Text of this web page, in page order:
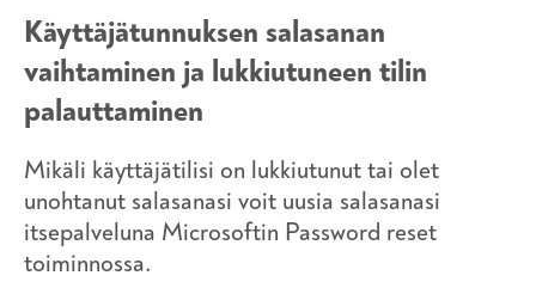
Käyttäjätunnuksen salasanan
vaihtaminen ja lukkiutuneen tilin
palauttaminen
Mikäli käyttäjätilisi on lukkiutunut tai olet
unohtanut salasanasi voit uusia salasanasi
itsepalveluna Microsoftin Password reset
toiminnossa.